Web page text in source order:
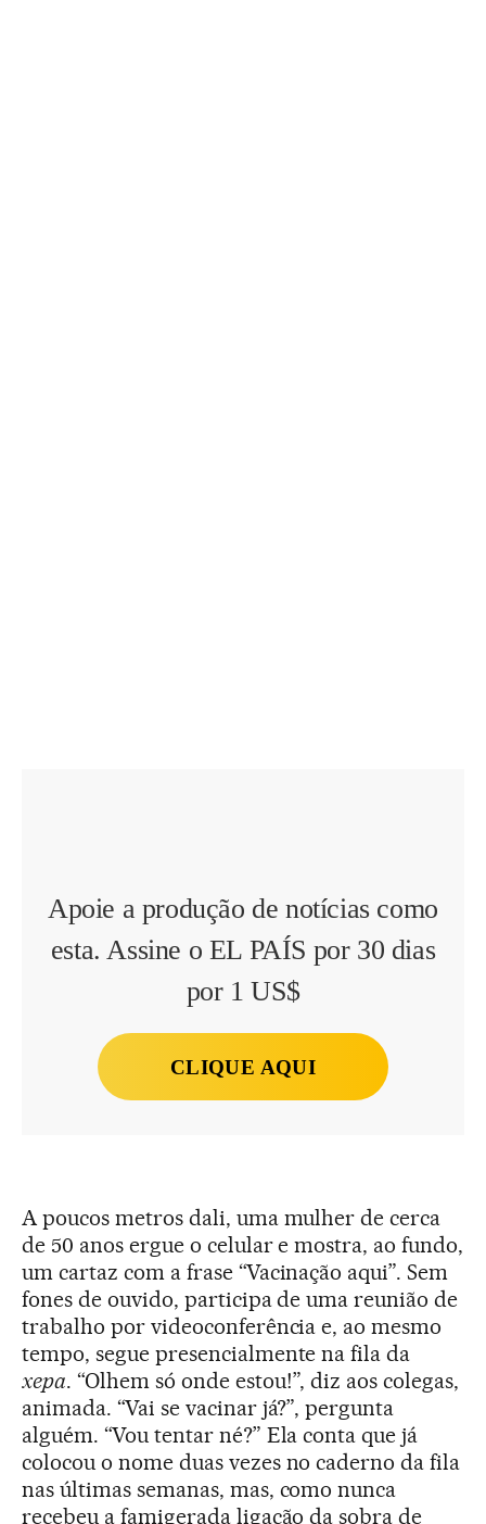
Apoie a produção de notícias como
esta. Assine o EL PAÍS por 30 dias
por 1 US$
CLIQUE AQUI
A poucos metros dali, uma mulher de cerca
de 50 anos ergue o celular e mostra, ao fundo,
um cartaz com a frase “Vacinação aqui”. Sem
fones de ouvido, participa de uma reunião de
trabalho por videoconferência e, ao mesmo
tempo, segue presencialmente na fila da
xepa. “Olhem só onde estou!”, diz aos colegas,
animada. “Vai se vacinar já?”, pergunta
alguém. “Vou tentar né?” Ela conta que já
colocou o nome duas vezes no caderno da fila
nas últimas semanas, mas, como nunca
recebeu a famigerada ligação da sobra de